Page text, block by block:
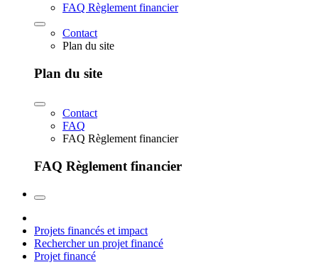
FAQ Règlement financier
Contact
Plan du site
Plan du site
Contact
FAQ
FAQ Règlement financier
FAQ Règlement financier
Projets financés et impact
Rechercher un projet financé
Projet financé